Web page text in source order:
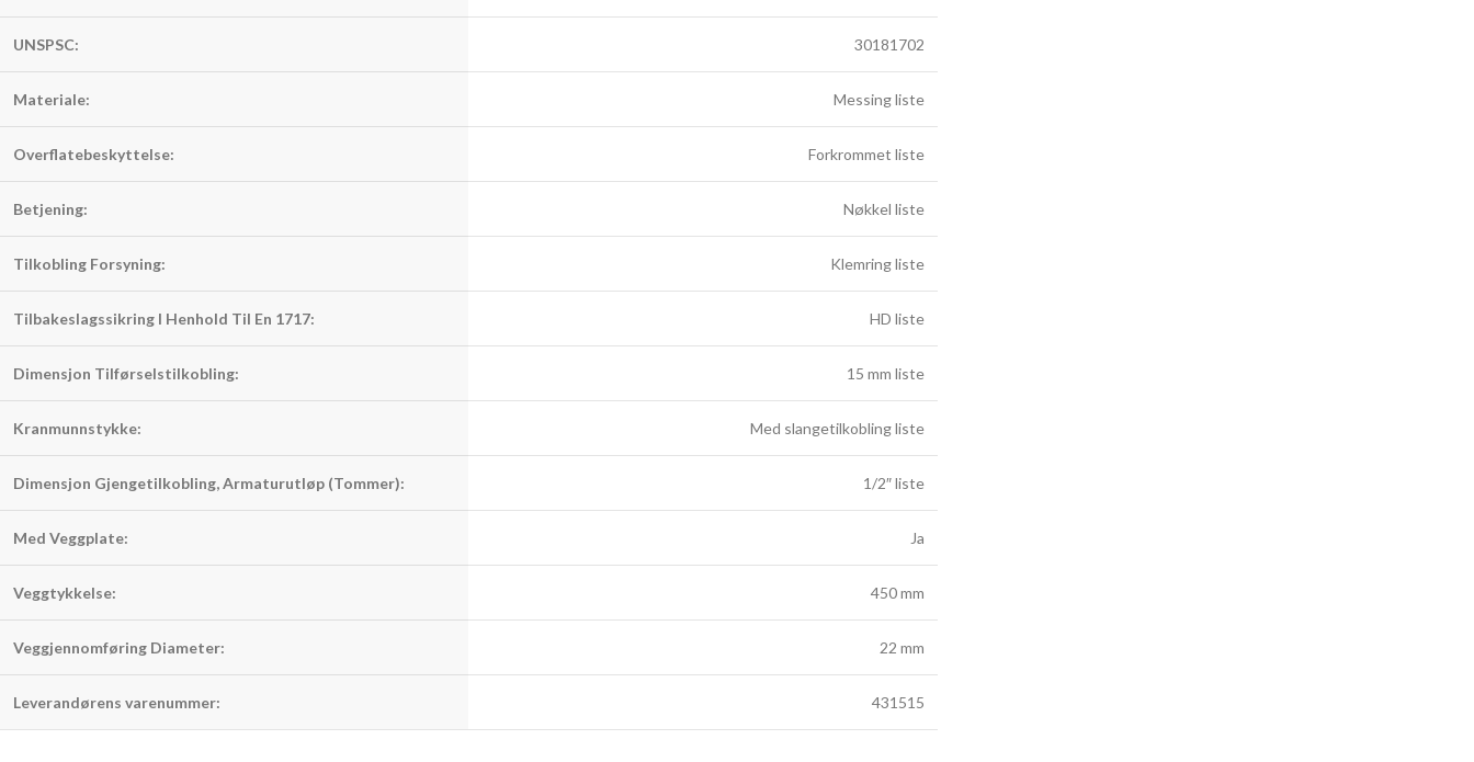
UNSPSC: 30181702
Materiale: Messing liste
Overflatebeskyttelse: Forkrommet liste
Betjening: Nøkkel liste
Tilkobling Forsyning: Klemring liste
Tilbakeslagssikring I Henhold Til En 1717: HD liste
Dimensjon Tilførselstilkobling: 15 mm liste
Kranmunnstykke: Med slangetilkobling liste
Dimensjon Gjengetilkobling, Armaturutløp (Tommer): 1/2″ liste
Med Veggplate: Ja
Veggtykkelse: 450 mm
Veggjennomføring Diameter: 22 mm
Leverandørens varenummer: 431515